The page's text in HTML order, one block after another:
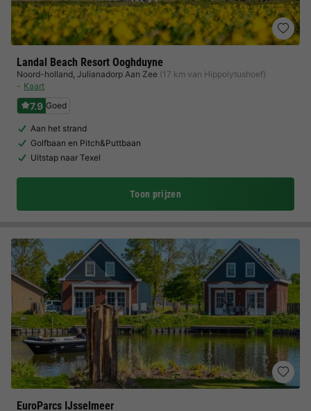
Landal Beach Resort Ooghduyne
Noord-holland, Julianadorp Aan Zee (17 km van Hippolytushoef)
Kaart
7.9 Goed
Aan het strand
Golfbaan en Pitch&Puttbaan
Uitstap naar Texel
Toon prijzen
EuroParcs IJsselmeer